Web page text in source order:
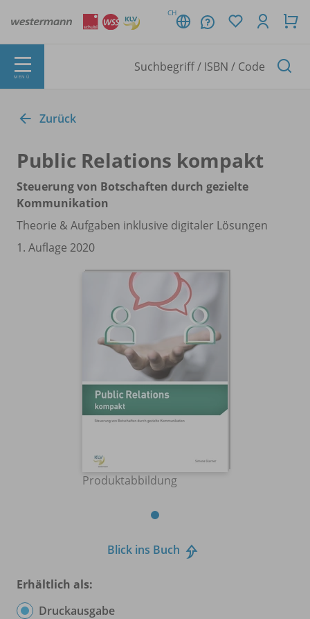
CH
MENÜ
Zurück
Public Relations kompakt
Steuerung von Botschaften durch gezielte
Kommunikation
Theorie & Aufgaben inklusive digitaler Lösungen
1. Auflage 2020
Produktabbildung
Blick ins Buch
Erhältlich als:
Druckausgabe